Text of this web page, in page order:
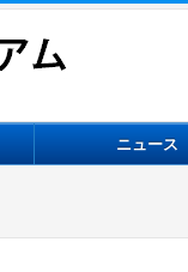
ニュース